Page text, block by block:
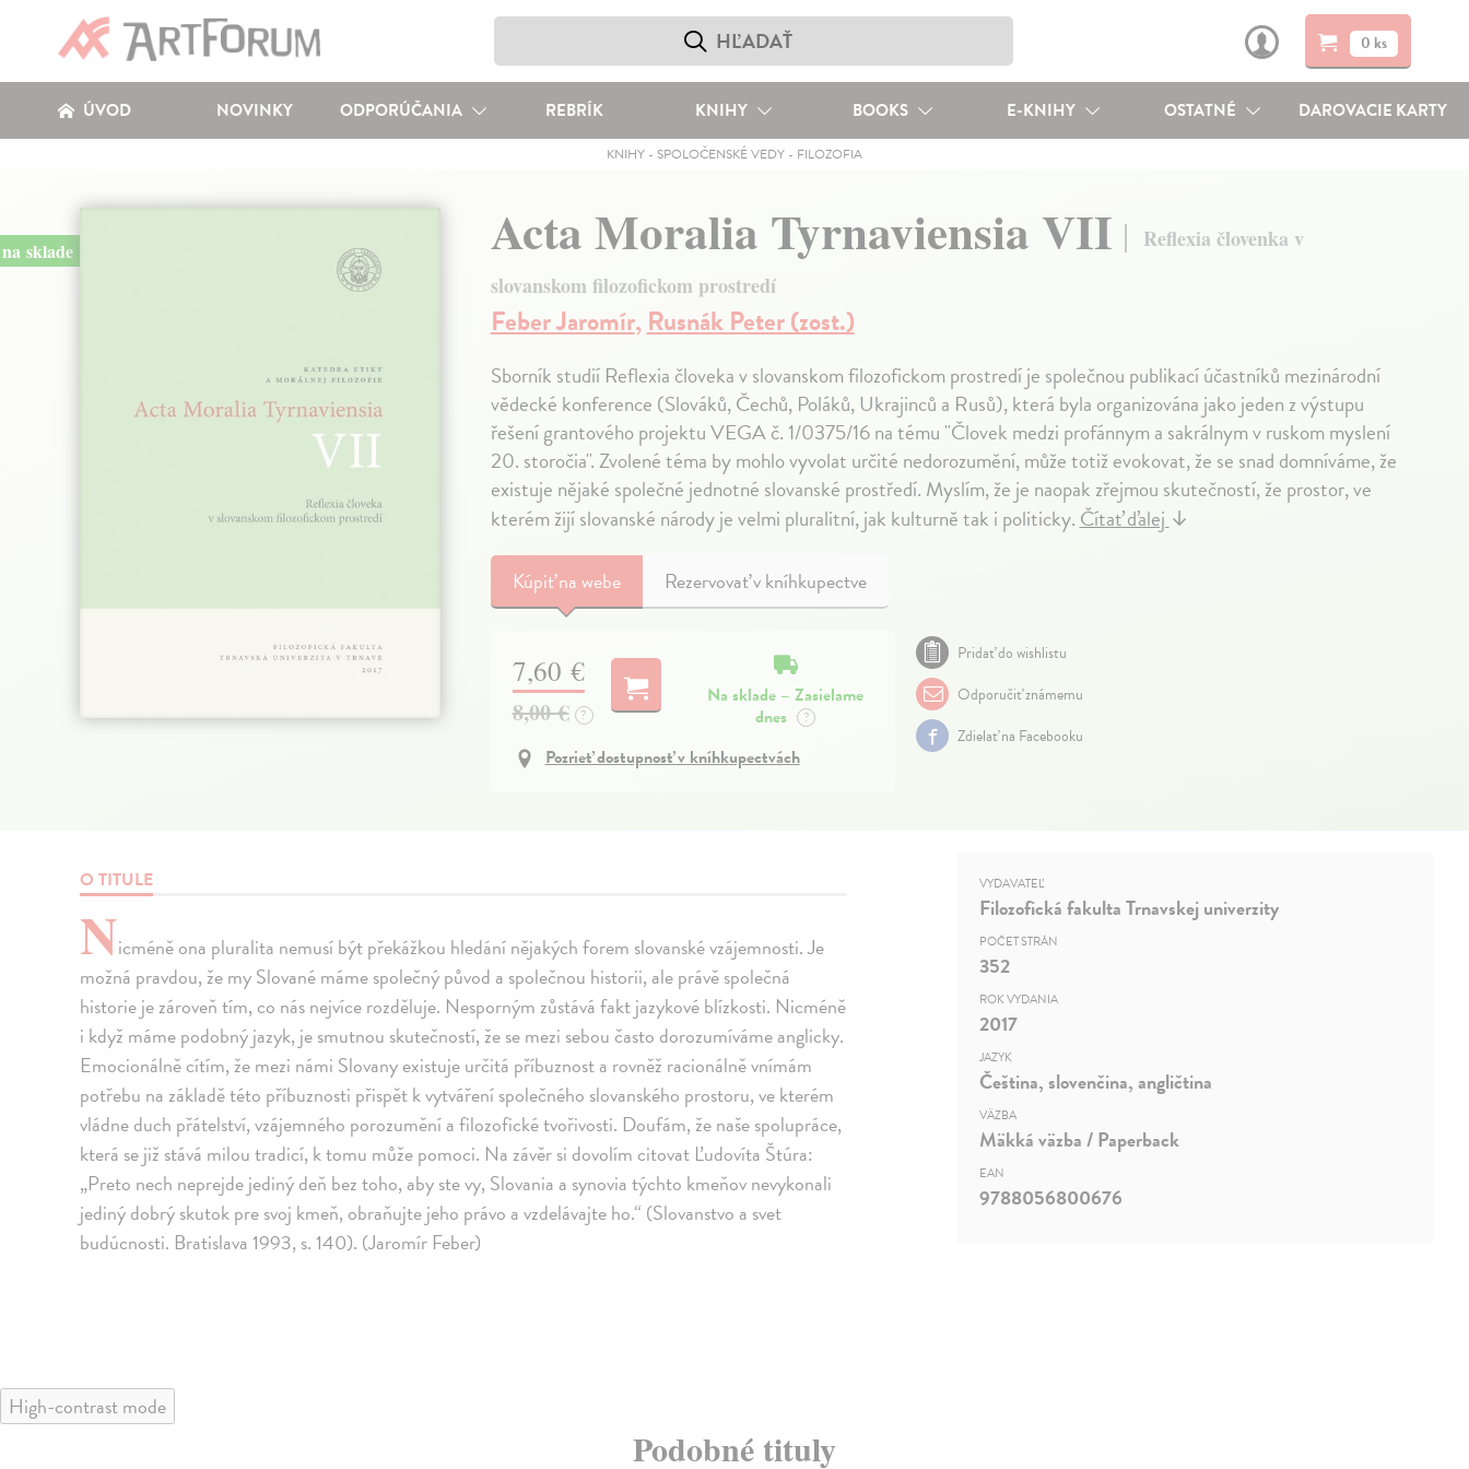
0 ks
ÚVOD NOVINKY ODPORÚČANIA REBRÍK KNIHY BOOKS E-KNIHY OSTATNÉ DAROVACIE KARTY
KNIHY- SPOLOČENSKÉ VEDY- FILOZOFIA
na sklade Acta Moralia Tyrnaviensia VII
Reflexia človenka v
slovanskom filozofickom prostredí
Feber Jaromír,Rusnák Peter (zost.)
Sborník studií Reflexia človeka v slovanskom filozofickom prostredí je společnou publikací účastníků mezinárodní
vědecké konference (Slováků, Čechů, Poláků, Ukrajinců a Rusů), která byla organizována jako jeden z výstupu
řešení grantového projektu VEGA č. 1/0375/16 na tému "Človek medzi profánnym a sakrálnym v ruskom myslení
20. storočia". Zvolené téma by mohlo vyvolat určité nedorozumění, může totiž evokovat, že se snad domníváme, že
existuje nějaké společné jednotné slovanské prostředí. Myslím, že je naopak zřejmou skutečností, že prostor, ve
kterém žijí slovanské národy je velmi pluralitní, jak kulturně tak i politicky.Čítať ďalej↓
Kúpiťna webe Rezervovať v kníhkupectve
7,60 €
8,00 € ?
Na sklade – Zasielame
dnes
?
Pozrieť dostupnosť v kníhkupectvách
Pridať do wishlistu
Odporučiť známemu
Zdielať na Facebooku
O TITULE
Nicméně ona pluralita nemusí být překážkou hledání nějakých forem slovanské vzájemnosti. Je
možná pravdou, že my Slované máme společný původ a společnou historii, ale právě společná
historie je zároveň tím, co nás nejvíce rozděluje. Nesporným zůstává fakt jazykové blízkosti. Nicméně
i když máme podobný jazyk, je smutnou skutečností, že se mezi sebou často dorozumíváme anglicky.
Emocionálně cítím, že mezi námi Slovany existuje určitá příbuznost a rovněž racionálně vnímám
potřebu na základě této příbuznosti přispět k vytváření společného slovanského prostoru, ve kterém
vládne duch přátelství, vzájemného porozumění a filozofické tvořivosti. Doufám, že naše spolupráce,
která se již stává milou tradicí, k tomu může pomoci. Na závěr si dovolím citovat Ľudovíta Štúra:
„Preto nech neprejde jediný deň bez toho, aby ste vy, Slovania a synovia týchto kmeňov nevykonali
jediný dobrý skutok pre svoj kmeň, obraňujte jeho právo a vzdelávajte ho.“ (Slovanstvo a svet
budúcnosti. Bratislava 1993, s. 140). (Jaromír Feber)
VYDAVATEĽ
Filozofická fakulta Trnavskej univerzity
POČET STRÁN
352
ROK VYDANIA
2017
JAZYK
Čeština, slovenčina, angličtina
VÄZBA
Mäkká väzba / Paperback
EAN
9788056800676
High-contrast mode
Podobné tituly